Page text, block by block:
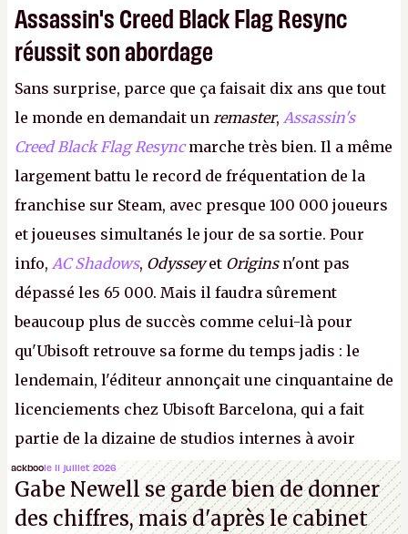
Assassin's Creed Black Flag Resync
réussit son abordage
Sans surprise, parce que ça faisait dix ans que tout
le monde en demandait un remaster, Assassin's
Creed Black Flag Resyncmarche très bien. Il a même
largement battu le record de fréquentation de la
franchise sur Steam, avec presque 100 000 joueurs
et joueuses simultanés le jour de sa sortie. Pour
info, AC Shadows, Odysseyet Originsn'ont pas
dépassé les 65 000. Mais il faudra sûrement
beaucoup plus de succès comme celui-là pour
qu'Ubisoft retrouve sa forme du temps jadis : le
lendemain, l'éditeur annonçait une cinquantaine de
licenciements chez Ubisoft Barcelona, qui a fait
partie de la dizaine de studios internes à avoir
travaillé sur cetAssassin's Creedsous la direction
d'Ubisoft Singapour.A.
ackboole 11 juillet 2026
Gabe Newell se garde bien de donner
des chiffres, mais d'après le cabinet